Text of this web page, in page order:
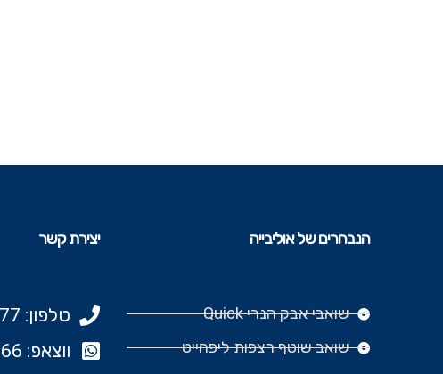
הנבחרים של אוליבייה
שואבי אבק הנרי Quick
שואב שוטף רצפות ליפהייט
יצירת קשר
טלפון: 02-6504977
ווצאפ: 050-526-9666‬